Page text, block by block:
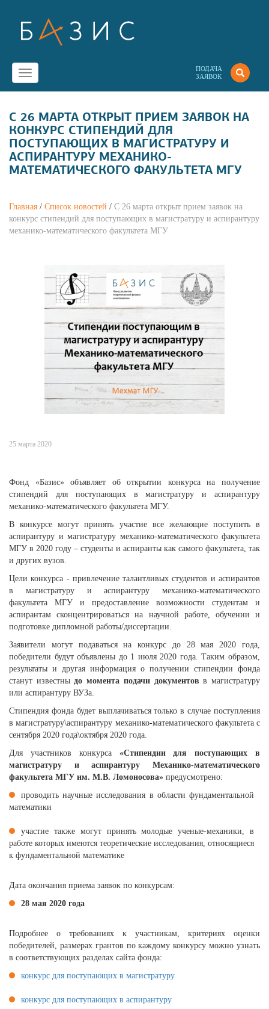
ПОДАЧА
ЗАЯВОК
Toggle
navigation
С 26 МАРТА ОТКРЫТ ПРИЕМ ЗАЯВОК НА
КОНКУРС СТИПЕНДИЙ ДЛЯ
ПОСТУПАЮЩИХ В МАГИСТРАТУРУ И
АСПИРАНТУРУ МЕХАНИКО-
МАТЕМАТИЧЕСКОГО ФАКУЛЬТЕТА МГУ
Главная / Список новостей / С 26 марта открыт прием заявок на
конкурс стипендий для поступающих в магистратуру и аспирантуру
механико-математического факультета МГУ
25 марта 2020
Фонд «Базис» объявляет об открытии конкурса на получение
стипендий для поступающих в магистратуру и аспирантуру
механико-математического факультета МГУ.
В конкурсе могут принять участие все желающие поступить в
аспирантуру и магистратуру механико-математического факультета
МГУ в 2020 году – студенты и аспиранты как самого факультета, так
и других вузов.
Цели конкурса - привлечение талантливых студентов и аспирантов
в магистратуру и аспирантуру механико-математического
факультета МГУ и предоставление возможности студентам и
аспирантам сконцентрироваться на научной работе, обучении и
подготовке дипломной работы/диссертации.
Заявители могут подаваться на конкурс до 28 мая 2020 года,
победители будут объявлены до 1 июля 2020 года. Таким образом,
результаты и другая информация о получении стипендии фонда
станут известныдо момента подачи документовв магистратуру
или аспирантуру ВУЗа.
Стипендия фонда будет выплачиваться только в случае поступления
в магистратуру\аспирантуру механико-математического факультета с
сентября 2020 года\октября 2020 года.
Для участников конкурса «Стипендии для поступающих в
магистратуру и аспирантуру Механико-математического
факультета МГУ им. М.В. Ломоносова» предусмотрено:
проводить научные исследования в области фундаментальной
математики
участие также могут принять молодые ученые-механики, в
работе которых имеются теоретические исследования, относящиеся
к фундаментальной математике
Дата окончания приема заявок по конкурсам:
28 мая 2020 года
Подробнее о требованиях к участникам, критериях оценки
победителей, размерах грантов по каждому конкурсу можно узнать
в соответствующих разделах сайта фонда:
конкурс для поступающих в магистратуру
конкурс для поступающих в аспирантуру